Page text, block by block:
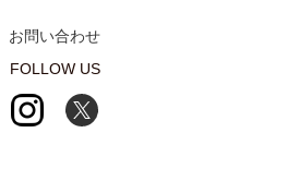
お問い合わせ
FOLLOW US